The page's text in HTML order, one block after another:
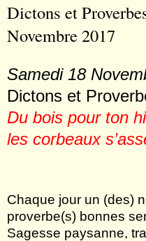
Dictons et
Novembre 2017
Samedi 18
Dictons et
Du bois pour ton
les corbeaux s’
Chaque jour un (des)
proverbe(s) bonnes
Sagesse paysanne,